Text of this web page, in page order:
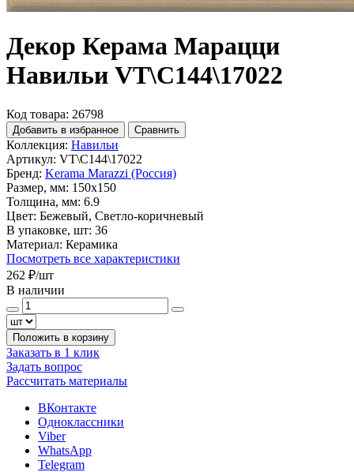
Декор Керама Марацци
Навильи VT\C144\17022
Код товара: 26798
Добавить в избранное Сравнить
Коллекция: Навильи
Артикул: VT\C144\17022
Бренд: Kerama Marazzi (Россия)
Размер, мм: 150x150
Толщина, мм: 6.9
Цвет: Бежевый, Светло-коричневый
В упаковке, шт: 36
Материал: Керамика
Посмотреть все характеристики
262 ₽/шт
В наличии
Положить в корзину
Заказать в 1 клик
Задать вопрос
Рассчитать материалы
ВКонтакте
Одноклассники
Viber
WhatsApp
Telegram